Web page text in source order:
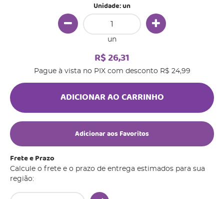
Unidade: un
un
R$ 26,31
Pague à vista no PIX com desconto R$ 24,99
ADICIONAR AO CARRINHO
Adicionar aos Favoritos
Frete e Prazo
Calcule o frete e o prazo de entrega estimados para sua
região: